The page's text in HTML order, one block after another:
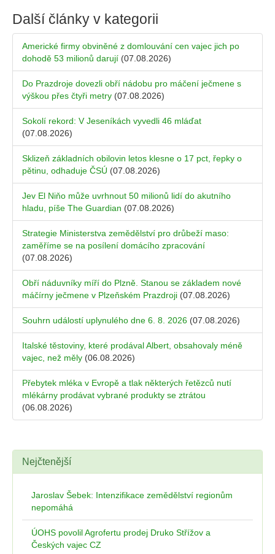
Další články v kategorii
Americké firmy obviněné z domlouvání cen vajec jich po
dohodě 53 milionů darují (07.08.2026)
Do Prazdroje dovezli obří nádobu pro máčení ječmene s
výškou přes čtyři metry (07.08.2026)
Sokolí rekord: V Jeseníkách vyvedli 46 mláďat
(07.08.2026)
Sklizeň základních obilovin letos klesne o 17 pct, řepky o
pětinu, odhaduje ČSÚ (07.08.2026)
Jev El Niňo může uvrhnout 50 milionů lidí do akutního
hladu, píše The Guardian (07.08.2026)
Strategie Ministerstva zemědělství pro drůbeží maso:
zaměříme se na posílení domácího zpracování
(07.08.2026)
Obří náduvníky míří do Plzně. Stanou se základem nové
máčírny ječmene v Plzeňském Prazdroji (07.08.2026)
Souhrn událostí uplynulého dne 6. 8. 2026 (07.08.2026)
Italské těstoviny, které prodával Albert, obsahovaly méně
vajec, než měly (06.08.2026)
Přebytek mléka v Evropě a tlak některých řetězců nutí
mlékárny prodávat vybrané produkty se ztrátou
(06.08.2026)
Nejčtenější
Jaroslav Šebek: Intenzifikace zemědělství regionům
nepomáhá
ÚOHS povolil Agrofertu prodej Druko Střížov a
Českých vajec CZ